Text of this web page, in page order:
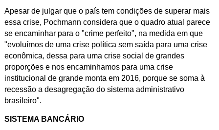
Apesar de julgar que o país tem condições de superar mais
essa crise, Pochmann considera que o quadro atual parece
se encaminhar para o "crime perfeito", na medida em que
"evoluímos de uma crise política sem saída para uma crise
econômica, dessa para uma crise social de grandes
proporções e nos encaminhamos para uma crise
institucional de grande monta em 2016, porque se soma à
recessão a desagregação do sistema administrativo
brasileiro".
SISTEMA BANCÁRIO